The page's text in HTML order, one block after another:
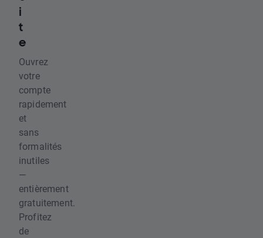
i
t
e
Ouvrez
votre
compte
rapidement
et
sans
formalités
inutiles
—
entièrement
gratuitement.
Profitez
de